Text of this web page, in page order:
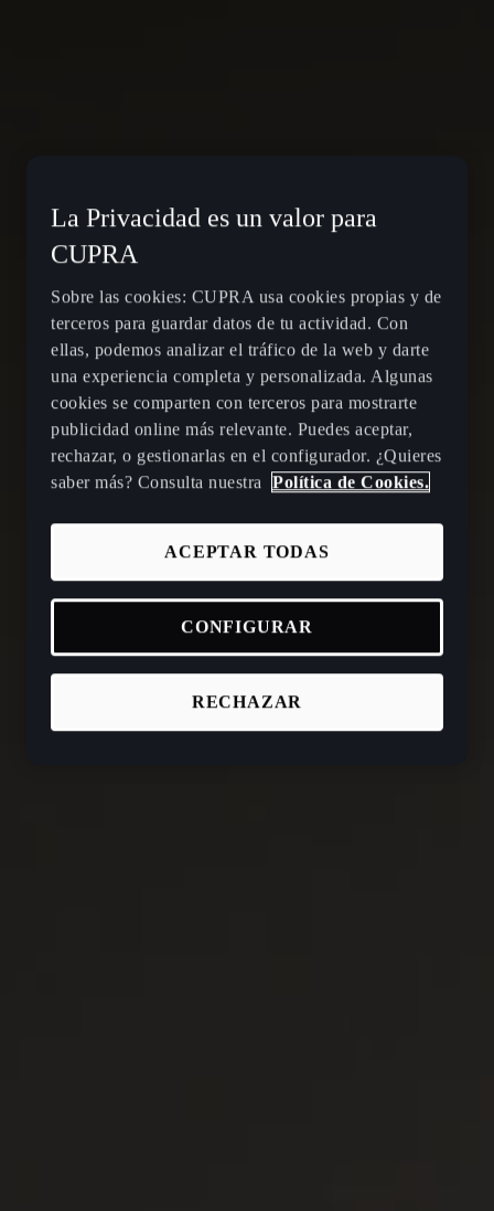
La Privacidad es un valor para
CUPRA
Sobre las cookies: CUPRA usa cookies propias y de
terceros para guardar datos de tu actividad. Con
ellas, podemos analizar el tráfico de la web y darte
una experiencia completa y personalizada. Algunas
cookies se comparten con terceros para mostrarte
publicidad online más relevante. Puedes aceptar,
rechazar, o gestionarlas en el configurador. ¿Quieres
saber más? Consulta nuestra
Política de Cookies.
RECHAZAR
ACEPTAR TODAS
CONFIGURAR